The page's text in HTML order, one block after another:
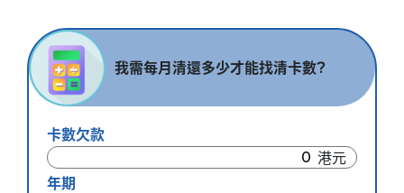
我需每月清還多少才能找清卡數?
卡數欠款
年期